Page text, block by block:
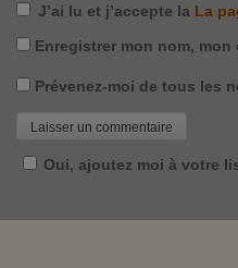
J’ai lu et j’accepte la La
Enregistrer mon nom,
Prévenez-moi de tous les
Oui, ajoutez moi à votre